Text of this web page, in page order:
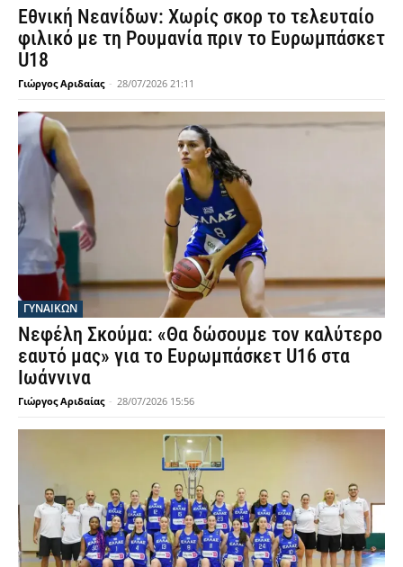
Εθνική Νεανίδων: Χωρίς σκορ το τελευταίο
φιλικό με τη Ρουμανία πριν το Ευρωμπάσκετ
U18
Γιώργος Αριδαίας - 28/07/2026 21:11
ΓΥΝΑΙΚΩΝ
Νεφέλη Σκούμα: «Θα δώσουμε τον καλύτερο
εαυτό μας» για το Ευρωμπάσκετ U16 στα
Ιωάννινα
Γιώργος Αριδαίας - 28/07/2026 15:56